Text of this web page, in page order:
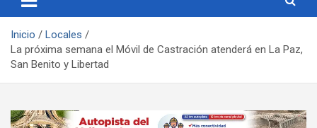
Inicio
Locales
La próxima semana el Móvil de Castración atenderá en La Paz,
San Benito y Libertad